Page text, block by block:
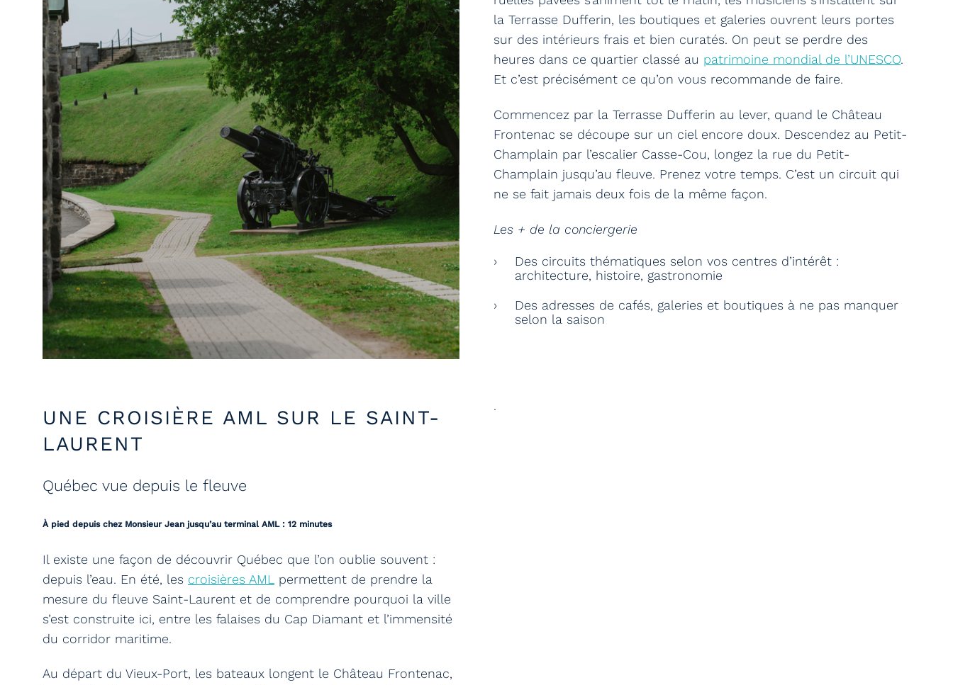
la Terrasse Dufferin, les boutiques et galeries ouvrent leurs portes
sur des intérieurs frais et bien curatés. On peut se perdre des
heures dans ce quartier classé au patrimoine mondial de l’UNESCO.
Et c’est précisément ce qu’on vous recommande de faire.
Commencez par la Terrasse Dufferin au lever, quand le Château
Frontenac se découpe sur un ciel encore doux. Descendez au Petit-
Champlain par l’escalier Casse-Cou, longez la rue du Petit-
Champlain jusqu’au fleuve. Prenez votre temps. C’est un circuit qui
ne se fait jamais deux fois de la même façon.
Les + de la conciergerie
Des circuits thématiques selon vos centres d’intérêt :
architecture, histoire, gastronomie
Des adresses de cafés, galeries et boutiques à ne pas manquer
selon la saison
UNE CROISIÈRE AML SUR LE SAINT-
LAURENT
Québec vue depuis le fleuve
À pied depuis chez Monsieur Jean jusqu’au terminal AML : 12 minutes
Il existe une façon de découvrir Québec que l’on oublie souvent :
depuis l’eau. En été, les croisières AML
permettent de prendre la
mesure du fleuve Saint-Laurent et de comprendre pourquoi la ville
s’est construite ici, entre les falaises du Cap Diamant et l’immensité
du corridor maritime.
Au départ du Vieux-Port, les bateaux longent le Château Frontenac,
.